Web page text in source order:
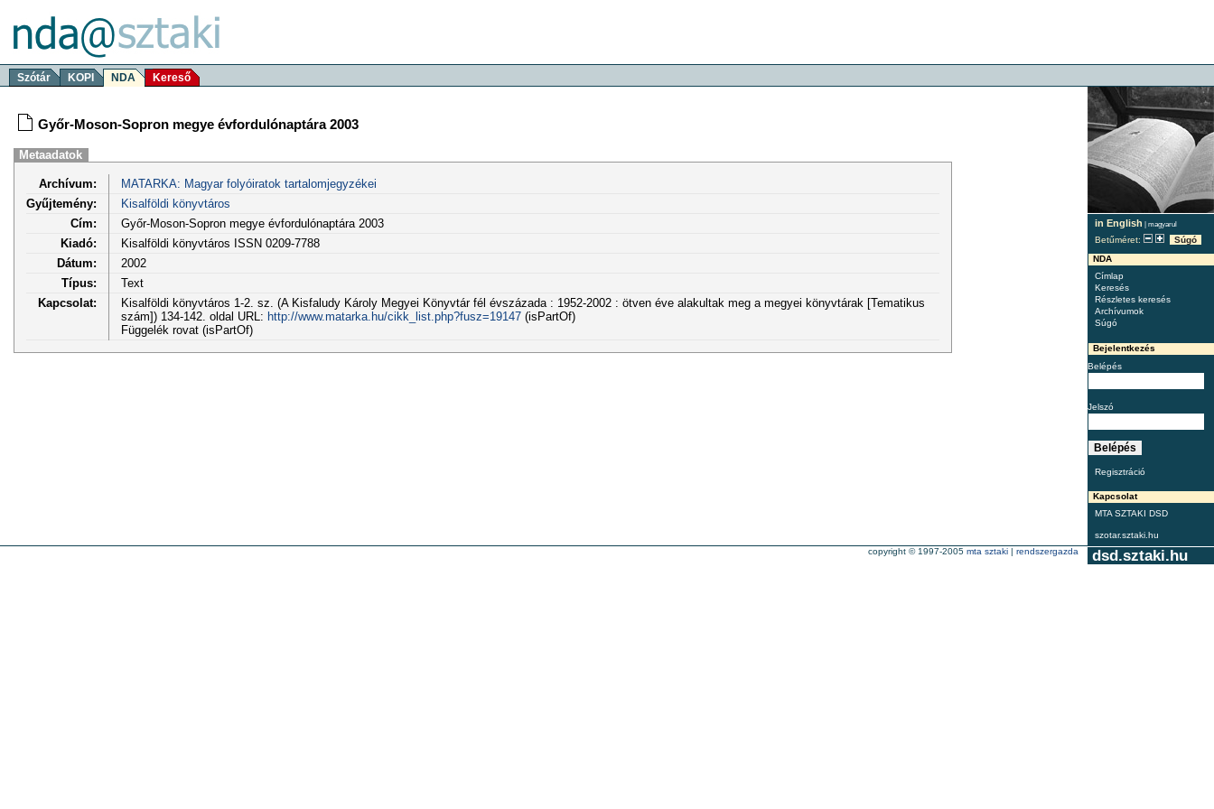
Szótár KOPI NDA Kereső
in English | magyarul
Betűméret:
Súgó
NDA
Címlap
Keresés
Részletes keresés
Archívumok
Súgó
Bejelentkezés
Belépés
Jelszó
Regisztráció
Kapcsolat
MTA SZTAKI DSD
szotar.sztaki.hu
Győr-Moson-Sopron megye évfordulónaptára 2003
Metaadatok
Archívum:
MATARKA: Magyar folyóiratok tartalomjegyzékei
Gyűjtemény:
Kisalföldi könyvtáros
Cím:
Győr-Moson-Sopron megye évfordulónaptára 2003
Kiadó:
Kisalföldi könyvtáros ISSN 0209-7788
Dátum:
2002
Típus:
Text
Kapcsolat:
Kisalföldi könyvtáros 1-2. sz. (A Kisfaludy Károly Megyei Könyvtár fél évszázada : 1952-2002 : ötven éve alakultak meg a megyei könyvtárak [Tematikus
szám]) 134-142. oldal URL: http://www.matarka.hu/cikk_list.php?fusz=19147(isPartOf)
Függelék rovat (isPartOf)
dsd.sztaki.hu
copyright © 1997-2005 mta sztaki | rendszergazda